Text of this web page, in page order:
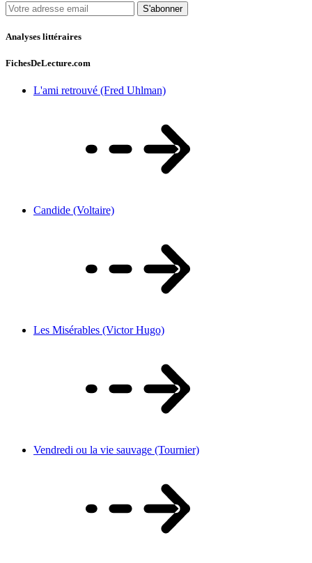
S'abonner
Analyses littéraires
FichesDeLecture.com
L'ami retrouvé (Fred Uhlman)
Candide (Voltaire)
Les Misérables (Victor Hugo)
Vendredi ou la vie sauvage (Tournier)